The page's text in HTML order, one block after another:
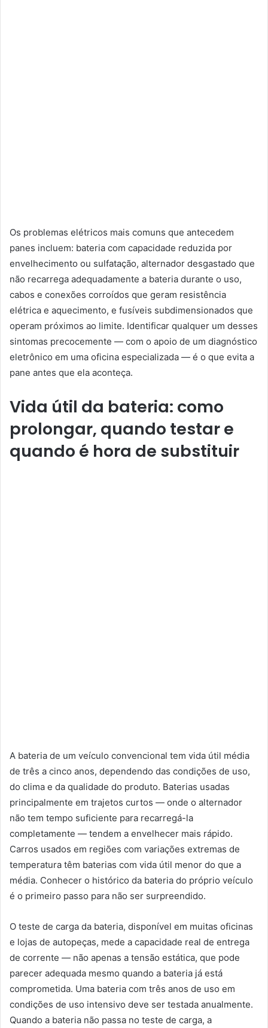
Os problemas elétricos mais comuns que antecedem
panes incluem: bateria com capacidade reduzida por
envelhecimento ou sulfatação, alternador desgastado que
não recarrega adequadamente a bateria durante o uso,
cabos e conexões corroídos que geram resistência
elétrica e aquecimento, e fusíveis subdimensionados que
operam próximos ao limite. Identificar qualquer um desses
sintomas precocemente — com o apoio de um diagnóstico
eletrônico em uma oficina especializada — é o que evita a
pane antes que ela aconteça.
Vida útil da bateria: como
prolongar, quando testar e
quando é hora de substituir
A bateria de um veículo convencional tem vida útil média
de três a cinco anos, dependendo das condições de uso,
do clima e da qualidade do produto. Baterias usadas
principalmente em trajetos curtos — onde o alternador
não tem tempo suficiente para recarregá-la
completamente — tendem a envelhecer mais rápido.
Carros usados em regiões com variações extremas de
temperatura têm baterias com vida útil menor do que a
média. Conhecer o histórico da bateria do próprio veículo
é o primeiro passo para não ser surpreendido.
O teste de carga da bateria, disponível em muitas oficinas
e lojas de autopeças, mede a capacidade real de entrega
de corrente — não apenas a tensão estática, que pode
parecer adequada mesmo quando a bateria já está
comprometida. Uma bateria com três anos de uso em
condições de uso intensivo deve ser testada anualmente.
Quando a bateria não passa no teste de carga, a